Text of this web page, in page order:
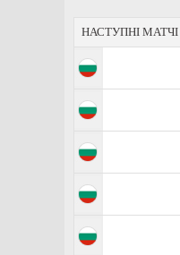
НАСТУПНІ МАТЧІ